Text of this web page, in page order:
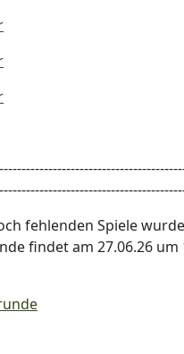
fehlenden Spiele
findet am 27.06.26 um